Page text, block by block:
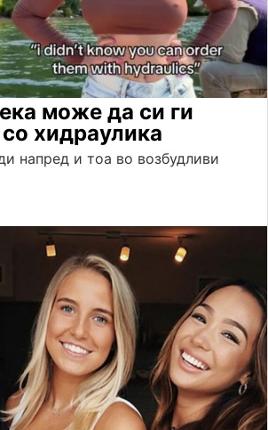
може да си ги
хидраулика
напред и тоа во возбудливи